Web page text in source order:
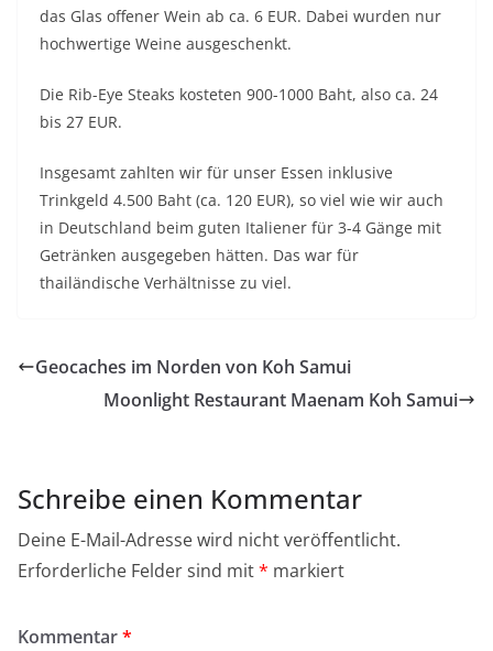
das Glas offener Wein ab ca. 6 EUR. Dabei wurden nur
hochwertige Weine ausgeschenkt.
Die Rib-Eye Steaks kosteten 900-1000 Baht, also ca. 24
bis 27 EUR.
Insgesamt zahlten wir für unser Essen inklusive
Trinkgeld 4.500 Baht (ca. 120 EUR), so viel wie wir auch
in Deutschland beim guten Italiener für 3-4 Gänge mit
Getränken ausgegeben hätten. Das war für
thailändische Verhältnisse zu viel.
Geocaches im Norden von Koh Samui
Moonlight Restaurant Maenam Koh Samui
Schreibe einen Kommentar
Deine E-Mail-Adresse wird nicht veröffentlicht.
Erforderliche Felder sind mit* markiert
Kommentar*